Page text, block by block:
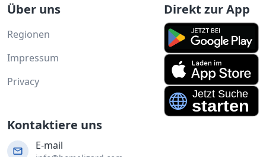
Über uns
Regionen
Impressum
Privacy
Direkt zur App
Kontaktiere uns
E-mail